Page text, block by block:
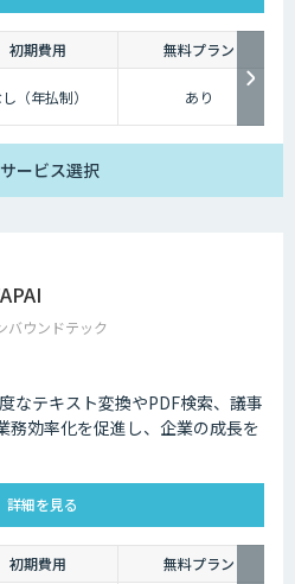
初期費用
無料プラン
（年払制） あり
サービス選択
バウンドテック
なテキスト変換やPDF検索、議事
務効率化を促進し、企業の成長を
詳細を見る
初期費用
無料プラン